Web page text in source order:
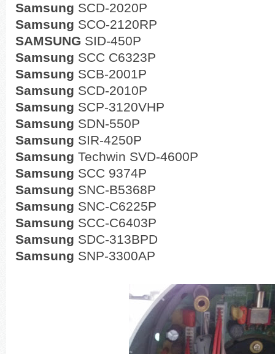
Samsung SCD-2020P
Samsung SCO-2120RP
SAMSUNG SID-450P
Samsung SCC C6323P
Samsung SCB-2001P
Samsung SCD-2010P
Samsung SCP-3120VHP
Samsung SDN-550P
Samsung SIR-4250P
Samsung Techwin SVD-4600P
Samsung SCC 9374P
Samsung SNC-B5368P
Samsung SNC-C6225P
Samsung SCC-C6403P
Samsung SDC-313BPD
Samsung SNP-3300AP